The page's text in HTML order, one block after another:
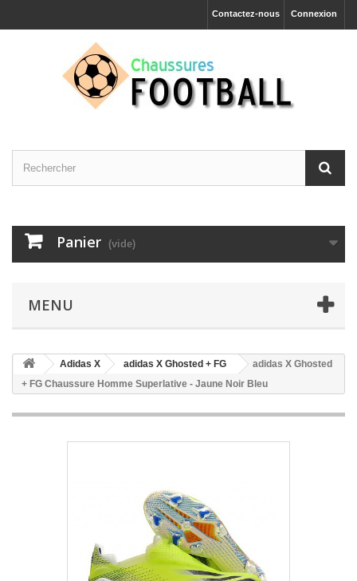
Connexion
Contactez-nous
Panier (vide)
MENU
Adidas X adidas X Ghosted + FG
adidas X Ghosted
+ FG Chaussure Homme Superlative - Jaune Noir Bleu